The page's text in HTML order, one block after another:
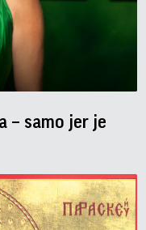
– samo jer je